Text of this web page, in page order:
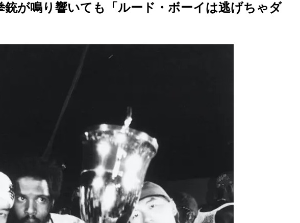
が鳴り響いても「ルード・ボーイは逃げちゃダ